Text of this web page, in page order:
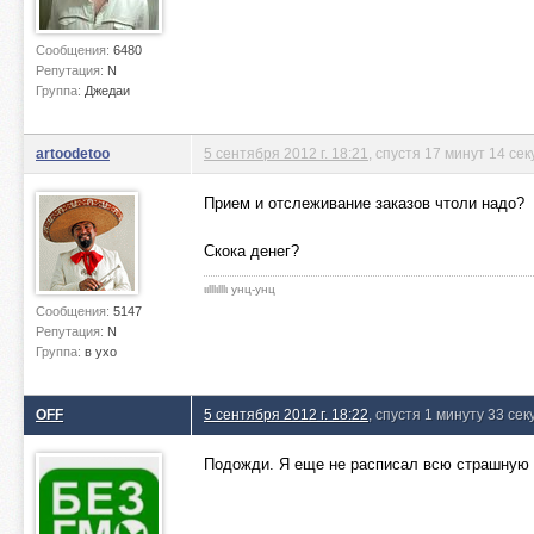
Сообщения: 6480
Репутация: N
Группа: Джедаи
artoodetoo
Сообщения: 5147
Репутация: N
Группа: в ухо
5 сентября 2012 г. 18:21 , спустя 17 минут 14
Прием и отслеживание заказов чтоли надо?
Скока денег?
ιιlllιlllι унц-унц
OFF 5 сентября 2012 г. 18:22 , спустя 1 минуту 33
Подожди. Я еще не расписал всю страшную